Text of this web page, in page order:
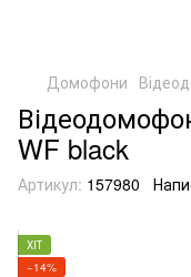
Домофони
WF black
Артикул: 157980
ХІТ
−14%